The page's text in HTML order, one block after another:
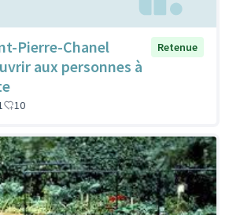
Pierre-Chanel
aux personnes à
Retenue
10